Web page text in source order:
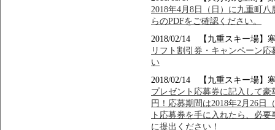
2018年4月8日（日）に九重町
らのPDFをご確認ください。
2018/02/14 【九重スキー場】
リフト割引券・キャンペーン
い
2018/02/14 【九重スキー場】
プレゼント応募券に記入して豪
円！応募期間は2018年2月26日
ト応募券を手に入れたら、必
に提出ください！